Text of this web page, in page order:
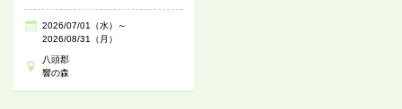
2026/07/01（水）～
2026/08/31（月）
八頭郡
響の森